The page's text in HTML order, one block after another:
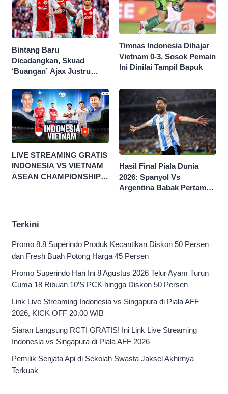
Bintang Baru
Dicadangkan, Skuad
‘Buangan’ Ajax Justru
Timnas Indonesia Dihajar
Vietnam 0-3, Sosok Pemain
Ini Dinilai Tampil Bapuk
LIVE STREAMING GRATIS
INDONESIA VS VIETNAM
ASEAN CHAMPIONSHIP
Hasil Final Piala Dunia
2026: Spanyol Vs
Argentina Babak Pertama
Terkini
Promo 8.8 Superindo Produk Kecantikan Diskon 50 Persen
dan Fresh Buah Potong Harga 45 Persen
Promo Superindo Hari Ini 8 Agustus 2026 Telur Ayam Turun
Cuma 18 Ribuan 10’S PCK hingga Diskon 50 Persen
Link Live Streaming Indonesia vs Singapura di Piala AFF
2026, KICK OFF 20.00 WIB
Siaran Langsung RCTI GRATIS! Ini Link Live Streaming
Indonesia vs Singapura di Piala AFF 2026
Pemilik Senjata Api di Sekolah Swasta Jaksel Akhirnya
Terkuak